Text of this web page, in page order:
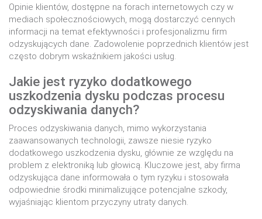
Opinie klientów, dostępne na forach internetowych czy w
mediach społecznościowych, mogą dostarczyć cennych
informacji na temat efektywności i profesjonalizmu firm
odzyskujących dane. Zadowolenie poprzednich klientów jest
często dobrym wskaźnikiem jakości usług.
Jakie jest ryzyko dodatkowego
uszkodzenia dysku podczas procesu
odzyskiwania danych?
Proces odzyskiwania danych, mimo wykorzystania
zaawansowanych technologii, zawsze niesie ryzyko
dodatkowego uszkodzenia dysku, głównie ze względu na
problem z elektroniką lub głowicą. Kluczowe jest, aby firma
odzyskująca dane informowała o tym ryzyku i stosowała
odpowiednie środki minimalizujące potencjalne szkody,
wyjaśniając klientom przyczyny utraty danych.